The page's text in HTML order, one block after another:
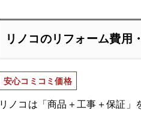
リノコのリフォーム費用
安心コミコミ価格
リノコは「商品＋工事＋保証」